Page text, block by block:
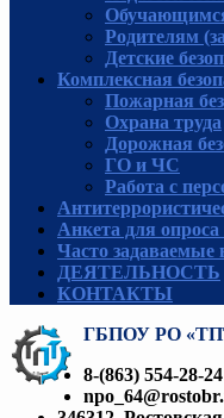
Родителям
Детские
Комплексная
Пожарная
Охрана труда
Дорожная
ГО и ЧС
Работа с
Анкета для
Часто задаваемые
ДЕЯТЕЛЬНОСТЬ
КОНТАКТЫ
ГБПОУ РО
8-(863) 554-28-24